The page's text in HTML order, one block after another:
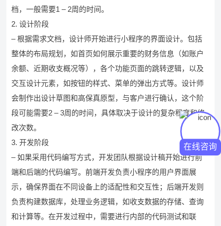
档，一般需要1 – 2周的时间。
2. 设计阶段
– 根据需求文档，设计师开始进行小程序的界面设计。包括
整体的布局规划，如首页如何展示重要的财务信息（如账户
余额、近期收支概况等），各个功能页面的跳转逻辑，以及
交互设计元素，如按钮的样式、菜单的弹出方式等。设计师
会制作出设计草图和高保真原型，与客户进行确认，这个阶
段可能需要2 – 3周的时间，具体取决于设计的复杂程度和修
改次数。
3. 开发阶段
– 如果采用代码编写方式，开发团队根据设计稿开始进行前
端和后端的代码编写。前端开发负责小程序的用户界面展
示，确保界面在不同设备上的适配性和交互性；后端开发则
负责构建数据库，处理业务逻辑，如收支数据的存储、查询
和计算等。在开发过程中，需要进行内部的代码测试和联
在线咨询